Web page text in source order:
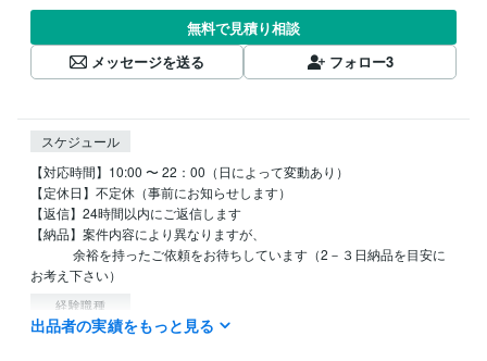
無料で見積り相談
メッセージを送る
フォロー3
スケジュール
【対応時間】10:00 〜 22：00（日によって変動あり）
【定休日】不定休（事前にお知らせします）
【返信】24時間以内にご返信します
【納品】案件内容により異なりますが、
余裕を持ったご依頼をお待ちしています（2－３日納品を目安に
お考え下さい）
経験職種
デザイナー / 企画書・資料デザイナー
出品者の実績をもっと見る